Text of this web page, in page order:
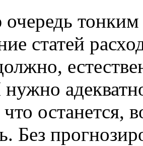
статей
останется,
Без